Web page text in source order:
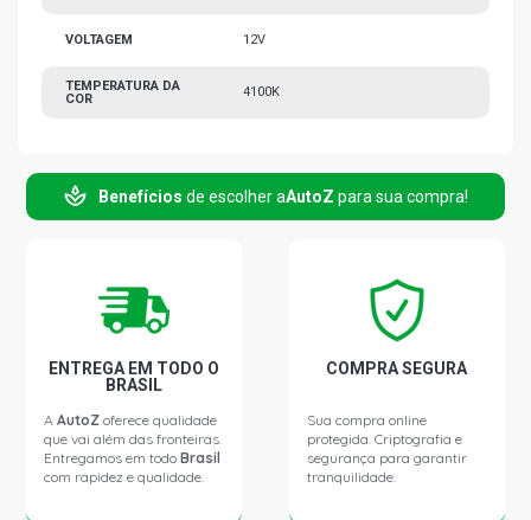
VOLTAGEM 12V
TEMPERATURA DA
COR
4100K
Benefícios de escolher aAutoZ para sua compra!
ENTREGA EM TODO O
BRASIL
AAutoZ oferece qualidade
que vai além das fronteiras.
Entregamos em todoBrasil
com rapidez e qualidade.
COMPRA SEGURA
Sua compra online
protegida. Criptografia e
segurança para garantir
tranquilidade.